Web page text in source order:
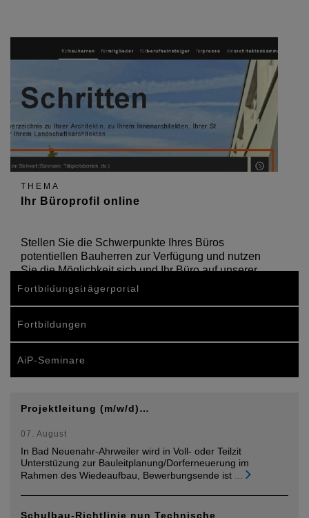
THEMA
Ihr Büroprofil online
Stellen Sie die Schwerpunkte Ihres Büros
potentiellen Bauherren zur Verfügung und nutzen
Sie die Möglichkeit sich und Ihr Büro auf unserer
Homepage zu präsentieren.
Fortbildungsträgerportal
Fortbildungen
AiP-Seminare
Projektleitung (m/w/d)…
07. August
In Bad Neuenahr-Ahrweiler wird in Voll- oder Teilzit
Unterstüzung zur Bauleitplanung/Dorferneuerung im
Rahmen des Wiedeaufbau, Bewerbungsende ist
Schulbau-Richtlinie nun Technische